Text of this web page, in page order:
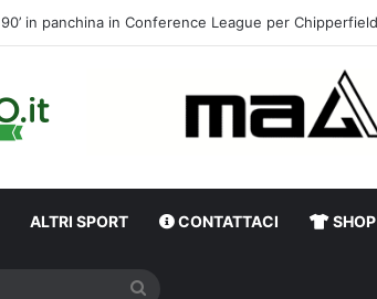
ALTRI SPORT CONTATTACI SHOP